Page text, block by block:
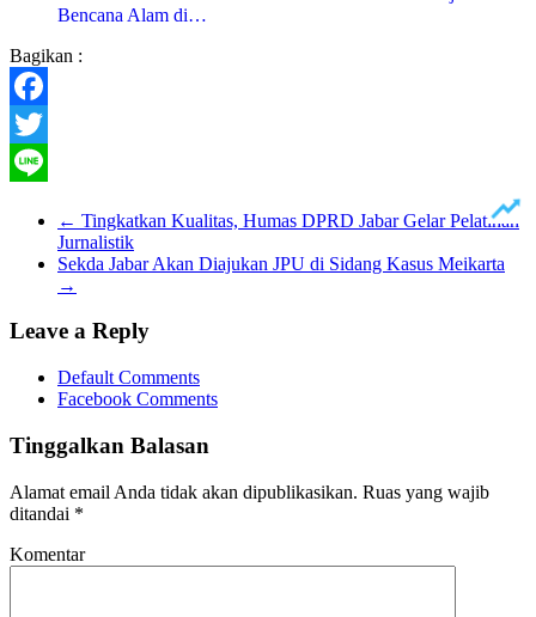
Bencana Alam di…
Bagikan :
Facebook
Twitter
← Tingkatkan Kualitas, Humas DPRD Jabar Gelar Pelatihan
Jurnalistik
Sekda Jabar Akan Diajukan JPU di Sidang Kasus Meikarta
→
Leave a Reply
Default Comments
Facebook Comments
Tinggalkan Balasan
Alamat email Anda tidak akan dipublikasikan. Ruas yang wajib
ditandai *
Komentar